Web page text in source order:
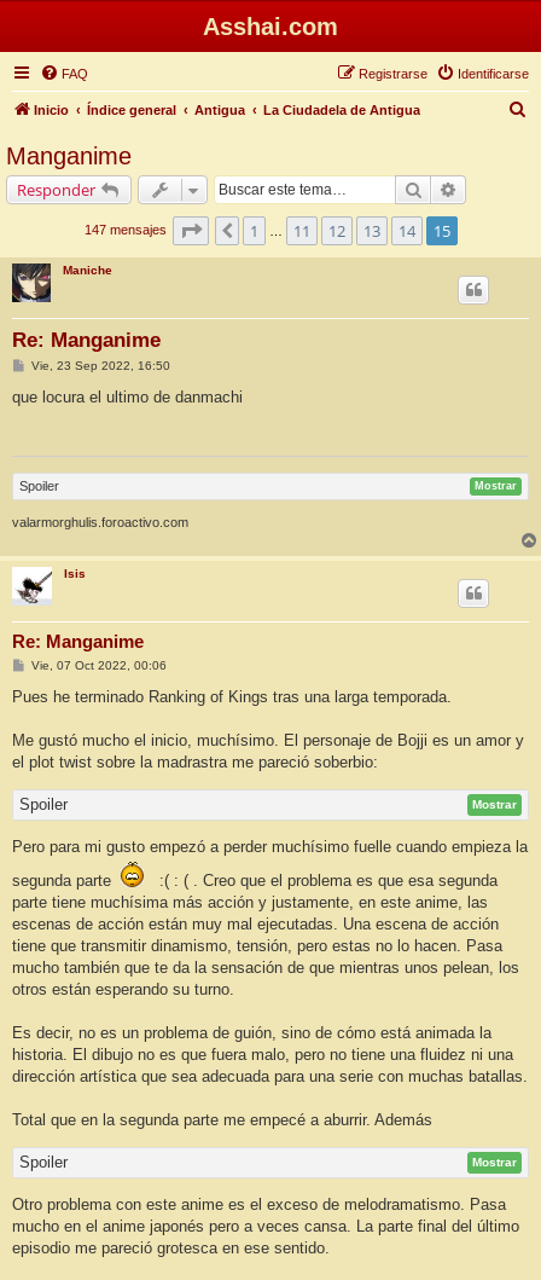
Asshai.com
FAQ Identificarse
Registrarse
Inicio Índice general Antigua La Ciudadela de Antigua
Manganime
Responder Buscar
147 mensajes Página15de15
Anterior
1 11 12 13 14 15
Maniche
Re: Manganime
M
n
Vie, 23 Sep 2022, 16:50
que locura el ultimo de danmachi
Spoiler Mostrar
valarmorghulis.foroactivo.com
Isis
Re: Manganime
M
n
j
Vie, 07 Oct 2022, 00:06
Pues he terminado Ranking of Kings tras una larga temporada.
Me gustó mucho el inicio, muchísimo. El personaje de Bojji es un amor y
el plot twist sobre la madrastra me pareció soberbio:
Spoiler Mostrar
Pero para mi gusto empezó a perder muchísimo fuelle cuando empieza la
segunda parte
:( : ( . Creo que el problema es que esa segunda
parte tiene muchísima más acción y justamente, en este anime, las
escenas de acción están muy mal ejecutadas. Una escena de acción
tiene que transmitir dinamismo, tensión, pero estas no lo hacen. Pasa
mucho también que te da la sensación de que mientras unos pelean, los
otros están esperando su turno.
Es decir, no es un problema de guión, sino de cómo está animada la
historia. El dibujo no es que fuera malo, pero no tiene una fluidez ni una
dirección artística que sea adecuada para una serie con muchas batallas.
Total que en la segunda parte me empecé a aburrir. Además
Spoiler Mostrar
Otro problema con este anime es el exceso de melodramatismo. Pasa
mucho en el anime japonés pero a veces cansa. La parte final del último
episodio me pareció grotesca en ese sentido.